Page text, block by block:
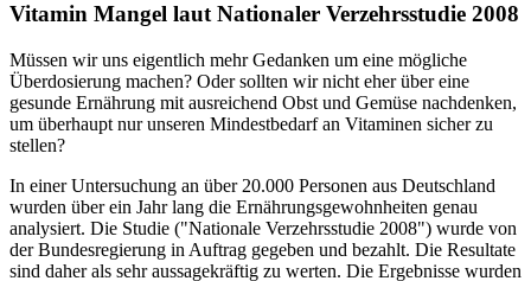
Vitamin Mangel laut Nationaler Verzehrsstudie 2008
Müssen wir uns eigentlich mehr Gedanken um eine mögliche
Überdosierung machen? Oder sollten wir nicht eher über eine
gesunde Ernährung mit ausreichend Obst und Gemüse nachdenken,
um überhaupt nur unseren Mindestbedarf an Vitaminen sicher zu
stellen?
In einer Untersuchung an über 20.000 Personen aus Deutschland
wurden über ein Jahr lang die Ernährungsgewohnheiten genau
analysiert. Die Studie ("Nationale Verzehrsstudie 2008") wurde von
der Bundesregierung in Auftrag gegeben und bezahlt. Die Resultate
sind daher als sehr aussagekräftig zu werten. Die Ergebnisse wurden